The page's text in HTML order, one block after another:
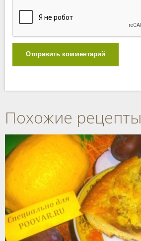
Отправить комментарий
Похожие рецепты